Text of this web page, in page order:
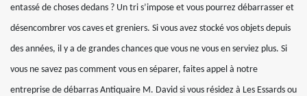
entassé de choses dedans ? Un tri s’impose et vous pourrez débarrasser et
désencombrer vos caves et greniers. Si vous avez stocké vos objets depuis
des années, il y a de grandes chances que vous ne vous en serviez plus. Si
vous ne savez pas comment vous en séparer, faites appel à notre
entreprise de débarras Antiquaire M. David si vous résidez à Les Essards ou